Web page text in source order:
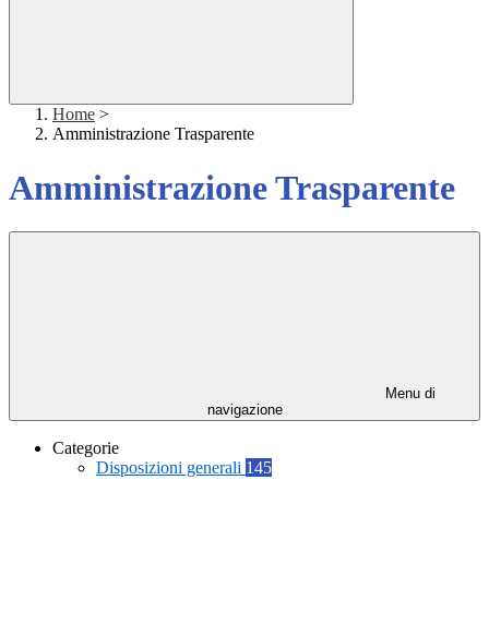
Home >
Amministrazione Trasparente
Amministrazione Trasparente
Menu di
navigazione
Categorie
Disposizioni generali 145